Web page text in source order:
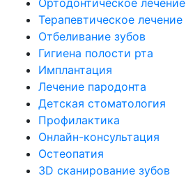
Терапевтическое лечение
Отбеливание зубов
Гигиена полости рта
Имплантация
Лечение пародонта
Детская стоматология
Профилактика
Онлайн-консультация
Остеопатия
3D сканирование зубов